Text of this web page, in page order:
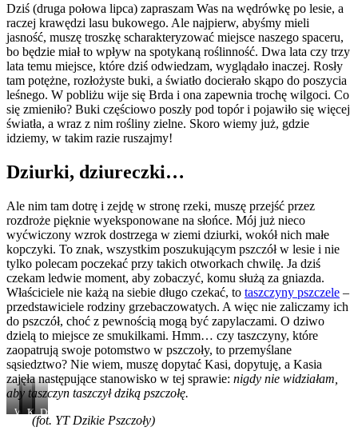
Dziś (druga połowa lipca) zapraszam Was na wędrówkę po lesie, a
raczej krawędzi lasu bukowego. Ale najpierw, abyśmy mieli
jasność, muszę troszkę scharakteryzować miejsce naszego spaceru,
bo będzie miał to wpływ na spotykaną roślinność. Dwa lata czy trzy
lata temu miejsce, które dziś odwiedzam, wyglądało inaczej. Rosły
tam potężne, rozłożyste buki, a światło docierało skąpo do poszycia
leśnego. W pobliżu wije się Brda i ona zapewnia trochę wilgoci. Co
się zmieniło? Buki częściowo poszły pod topór i pojawiło się więcej
światła, a wraz z nim rośliny zielne. Skoro wiemy już, gdzie
idziemy, w takim razie ruszajmy!
Dziurki, dziureczki…
Ale nim tam dotrę i zejdę w stronę rzeki, muszę przejść przez
rozdroże pięknie wyeksponowane na słońce. Mój już nieco
wyćwiczony wzrok dostrzega w ziemi dziurki, wokół nich małe
kopczyki. To znak, wszystkim poszukującym pszczół w lesie i nie
tylko polecam poczekać przy takich otworkach chwilę. Ja dziś
czekam ledwie moment, aby zobaczyć, komu służą za gniazda.
Właściciele nie każą na siebie długo czekać, to taszczyny pszczele –
przedstawiciele rodziny grzebaczowatych. A więc nie zaliczamy ich
do pszczół, choć z pewnością mogą być zapylaczami. O dziwo
dzielą to miejsce ze smukilkami. Hmm… czy taszczyny, które
zaopatrują swoje potomstwo w pszczoły, to przemyślane
sąsiedztwo? Nie wiem, muszę dopytać Kasi, dopytuję, a Kasia
zajęła następujące stanowisko w tej sprawie: nigdy nie widziałam,
aby taszczyn taszczył dziką pszczołę.
Warto
patrzeć
Tutaj
smuklik
Kolejna
dziurka
Dumny
właściciel
(fot. YT Dzikie Pszczoły)